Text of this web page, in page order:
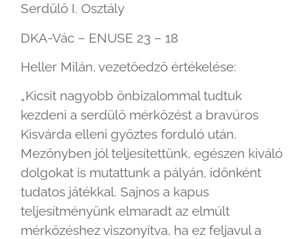
Serdülő I. Osztály
DKA-Vác – ENUSE 23 – 18
Heller Milán, vezetőedző értékelése:
„Kicsit nagyobb önbizalommal tudtuk
kezdeni a serdülő mérkőzést a bravúros
Kisvárda elleni győztes forduló után.
Mezőnyben jól teljesítettünk, egészen kiváló
dolgokat is mutattunk a pályán, időnként
tudatos játékkal. Sajnos a kapus
teljesítményünk elmaradt az elmúlt
mérkőzéshez viszonyítva, ha ez feljavul a